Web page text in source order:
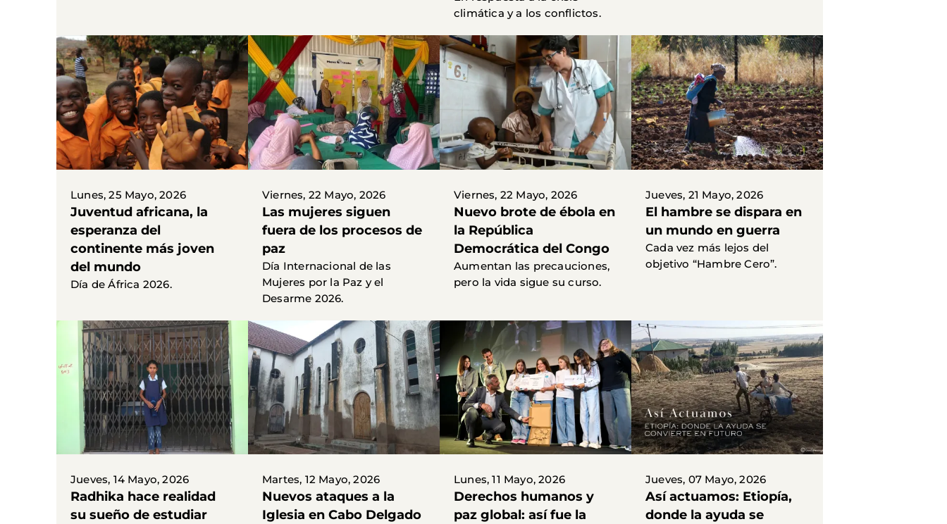
climática y a los conflictos.
Lunes, 25 Mayo, 2026
Juventud africana, la
esperanza del
continente más joven
del mundo
Día de África 2026.
Viernes, 22 Mayo, 2026
Las mujeres siguen
fuera de los procesos de
paz
Día Internacional de las
Mujeres por la Paz y el
Desarme 2026.
Viernes, 22 Mayo, 2026
Nuevo brote de ébola en
la República
Democrática del Congo
Aumentan las precauciones,
pero la vida sigue su curso.
Jueves, 21 Mayo, 2026
El hambre se dispara en
un mundo en guerra
Cada vez más lejos del
objetivo “Hambre Cero”.
Jueves, 14 Mayo, 2026
Radhika hace realidad
su sueño de estudiar
Martes, 12 Mayo, 2026
Nuevos ataques a la
Iglesia en Cabo Delgado
Lunes, 11 Mayo, 2026
Derechos humanos y
paz global: así fue la
Jueves, 07 Mayo, 2026
Así actuamos: Etiopía,
donde la ayuda se